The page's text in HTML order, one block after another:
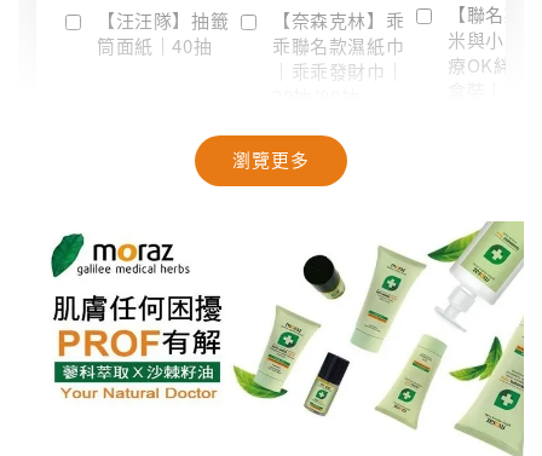
【汪汪隊】抽籤
筒面紙｜40抽
+
【奈森克林】乖
乖聯名款濕紙巾
｜乖乖發財巾｜
NT$ 28
【聯名款
米與小惡
療OK絆｜
加入購物車
瀏覽更多